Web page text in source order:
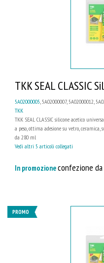
TKK SEAL CLASSIC
5A02000005, 5A02000007, 5A02000012,
TKK
TKK SEAL CLASSIC silicone acetico
a peso, ottima adesione su vetro,
da 280 ml
Vedi altri 5 articoli collegati
In promozioneconfezione
PROMO